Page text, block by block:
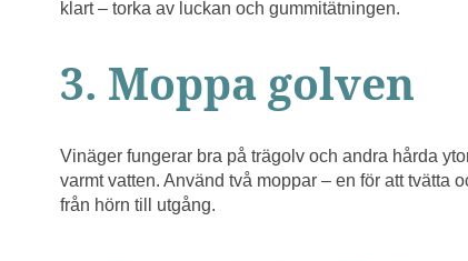
klart – torka av luckan och gummitätningen.
3. Moppa golven
Vinäger fungerar bra på trägolv och andra hårda
varmt vatten. Använd två moppar – en för att tvätta
från hörn till utgång.